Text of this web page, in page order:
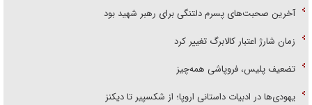
آخرین صحبت‌های پسرم دلتنگی برای رهبر شهید بود
زمان شارژ اعتبار کالابرگ تغییر کرد
تضعیف پلیس، فروپاشی همه‌چیز
یهودی‌ها در ادبیات داستانی اروپا؛ از شکسپیر تا دیکنز